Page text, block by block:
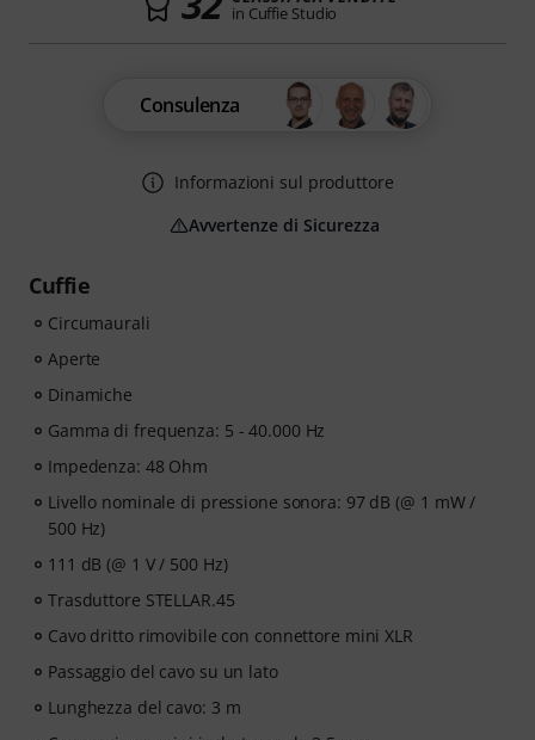
Cuffie
Circumaurali
Aperte
Dinamiche
Gamma di frequenza: 5 - 40.000 Hz
Impedenza: 48 Ohm
Livello nominale di pressione sonora: 97 dB (@ 1 mW /
500 Hz)
111 dB (@ 1 V / 500 Hz)
Trasduttore STELLAR.45
Cavo dritto rimovibile con connettore mini XLR
Passaggio del cavo su un lato
Lunghezza del cavo: 3 m
in Cuffie Studio
Consulenza
Informazioni sul produttore
Avvertenze di Sicurezza